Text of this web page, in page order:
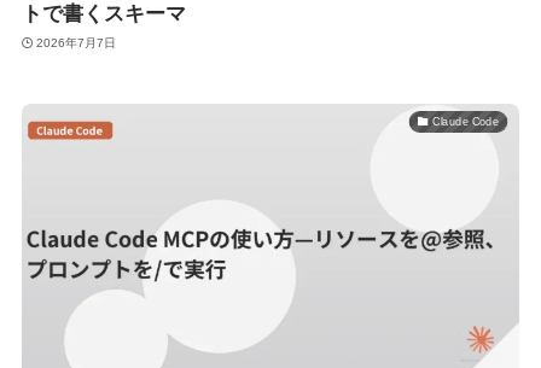
トで書くスキーマ
2026年7月7日
Claude Code